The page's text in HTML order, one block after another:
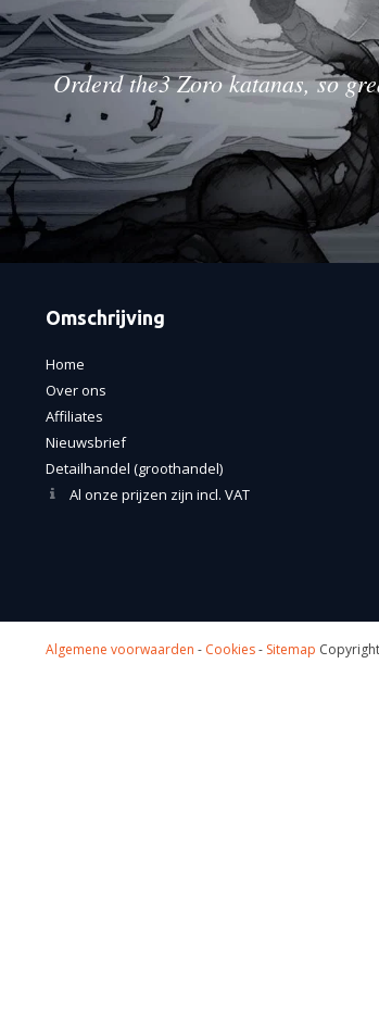
Orderd the3 Zoro katanas, so
Omschrijving
Home
Over ons
Affiliates
Nieuwsbrief
Detailhandel (groothandel)
Al onze prijzen zijn incl. VAT
Algemene voorwaarden - Cookies- Sitemap